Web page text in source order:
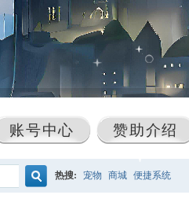
账号中心 赞助介绍
热搜: 宠物 商城 便捷系统